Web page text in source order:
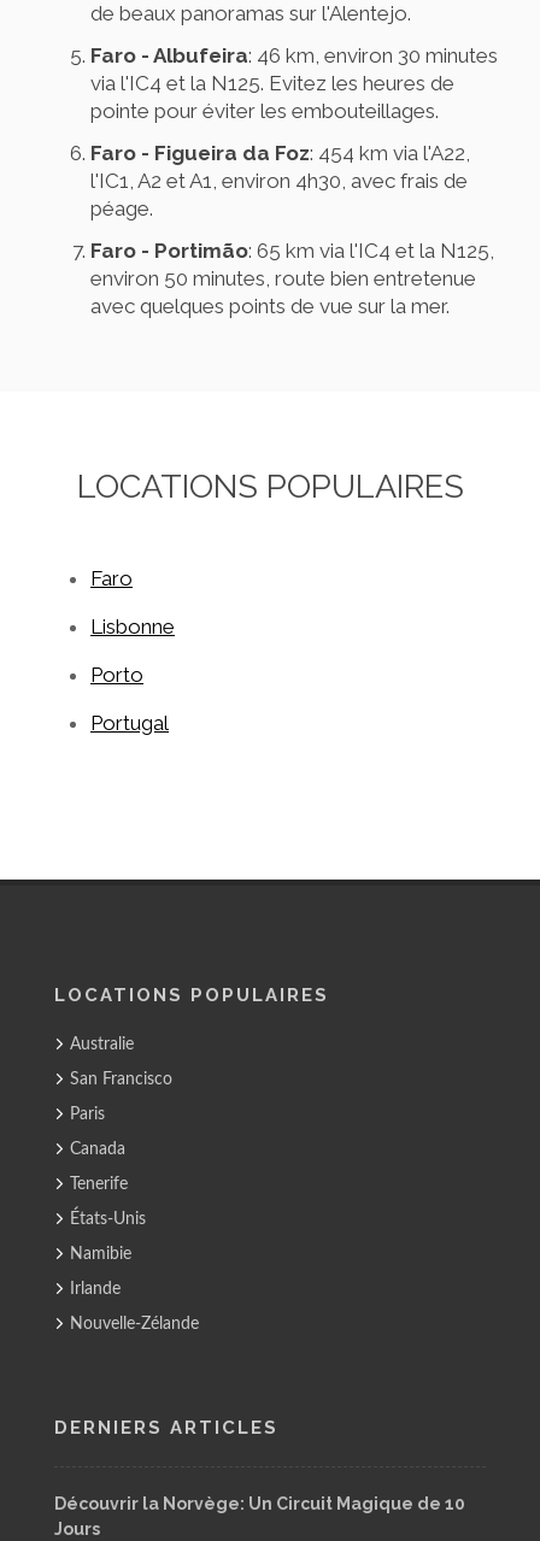
de beaux panoramas sur l'Alentejo.
Faro - Albufeira: 46 km, environ 30 minutes
via l'IC4 et la N125. Evitez les heures de
pointe pour éviter les embouteillages.
Faro - Figueira da Foz: 454 km via l'A22,
l'IC1, A2 et A1, environ 4h30, avec frais de
péage.
Faro - Portimão: 65 km via l'IC4 et la N125,
environ 50 minutes, route bien entretenue
avec quelques points de vue sur la mer.
LOCATIONS POPULAIRES
Faro
Lisbonne
Porto
Portugal
LOCATIONS POPULAIRES
Australie
San Francisco
Paris
Canada
Tenerife
États-Unis
Namibie
Irlande
Nouvelle-Zélande
DERNIERS ARTICLES
Découvrir la Norvège: Un Circuit Magique de 10
Jours